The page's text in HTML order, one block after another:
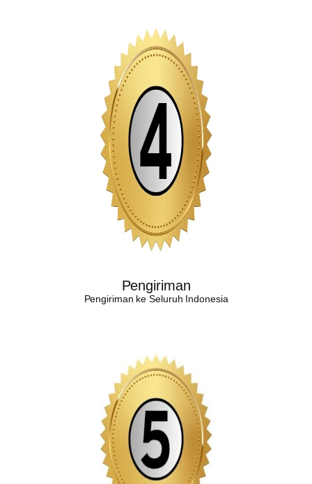
Pengiriman
Pengiriman ke Seluruh Indonesia